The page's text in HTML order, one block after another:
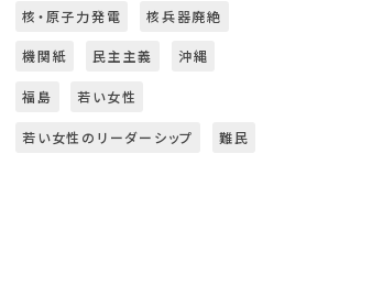
核・原子力発電 核兵器廃絶
機関紙 民主主義 沖縄
福島 若い女性
若い女性のリーダーシップ 難民